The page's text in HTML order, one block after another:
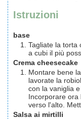
Istruzioni
base
Tagliate la torta
a cubi il più
Crema cheesecake
Montare bene
lavorate la
con la vaniglia
Incorporare ora
verso l'alto.
Salsa ai mirtilli